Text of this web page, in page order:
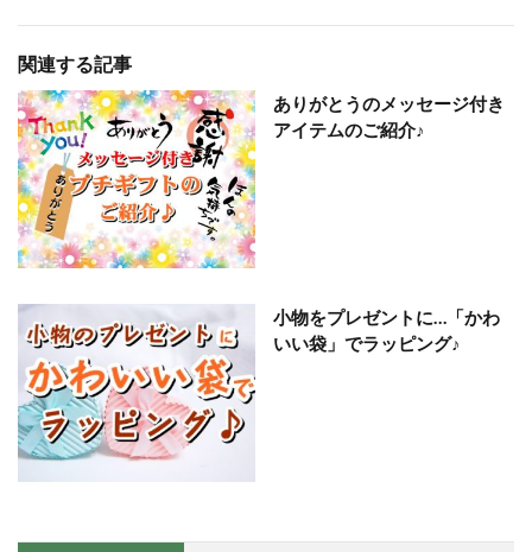
関連する記事
ありがとうのメッセージ付き
アイテムのご紹介♪
小物をプレゼントに…「かわ
いい袋」でラッピング♪